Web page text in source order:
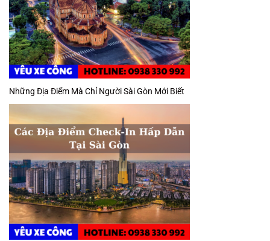
Những Địa Điểm Mà Chỉ Người Sài Gòn Mới Biết